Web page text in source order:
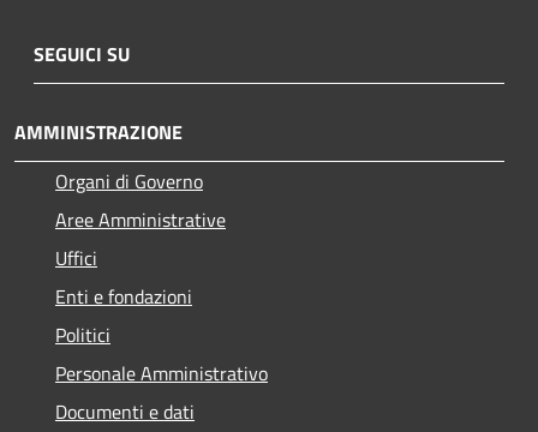
SEGUICI SU
AMMINISTRAZIONE
Organi di Governo
Aree Amministrative
Uffici
Enti e fondazioni
Politici
Personale Amministrativo
Documenti e dati